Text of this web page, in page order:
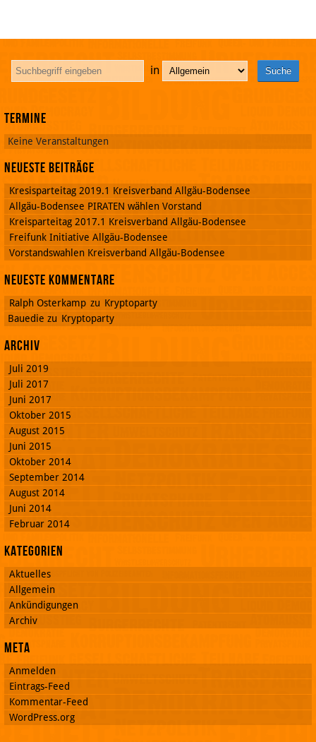
in
Termine
Keine Veranstaltungen
Neueste Beiträge
Kresisparteitag 2019.1 Kreisverband Allgäu-Bodensee
Allgäu-Bodensee PIRATEN wählen Vorstand
Kreisparteitag 2017.1 Kreisverband Allgäu-Bodensee
Freifunk Initiative Allgäu-Bodensee
Vorstandswahlen Kreisverband Allgäu-Bodensee
Neueste Kommentare
Ralph Osterkamp zu Kryptoparty
Bauedie zu Kryptoparty
Archiv
Juli 2019
Juli 2017
Juni 2017
Oktober 2015
August 2015
Juni 2015
Oktober 2014
September 2014
August 2014
Juni 2014
Februar 2014
Kategorien
Aktuelles
Allgemein
Ankündigungen
Archiv
Meta
Anmelden
Eintrags-Feed
Kommentar-Feed
WordPress.org